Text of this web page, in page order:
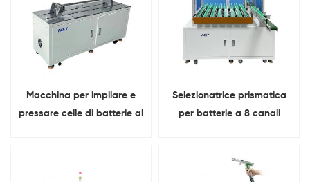
Macchina per impilare e
pressare celle di batterie al
Selezionatrice prismatica
per batterie a 8 canali